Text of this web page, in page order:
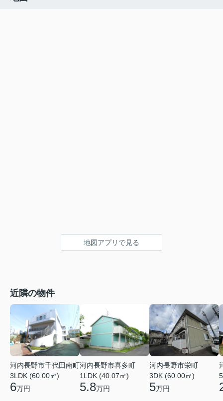
地図アプリで見る
近隣の物件
河内長野市千代田南町
3LDK (60.00㎡)
6万円
河内長野市喜多町
1LDK (40.07㎡)
5.8万円
河内長野市栄町
3DK (60.00㎡)
5万円